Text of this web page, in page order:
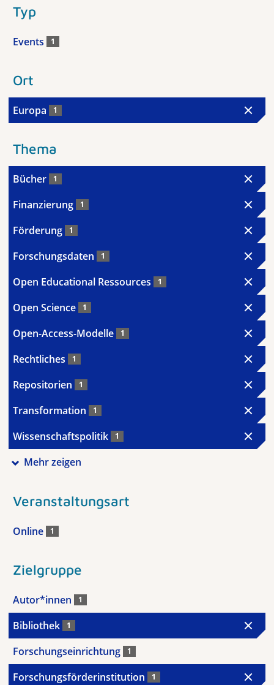
Typ
Events 1
Ort
Europa 1
Thema
Bücher 1
Finanzierung 1
Förderung 1
Forschungsdaten 1
Open Educational Ressources 1
Open Science 1
Open-Access-Modelle 1
Rechtliches 1
Repositorien 1
Transformation 1
Wissenschaftspolitik 1
Mehr zeigen
Veranstaltungsart
Online 1
Zielgruppe
Autor*innen 1
Bibliothek 1
Forschungseinrichtung 1
Forschungsförderinstitution 1